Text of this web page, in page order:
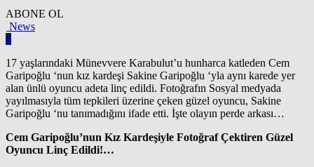
ABONE OL
News
0
17 yaşlarındaki Münevvere Karabulut’u hunharca katleden Cem
Garipoğlu ‘nun kız kardeşi Sakine Garipoğlu ‘yla aynı karede yer
alan ünlü oyuncu adeta linç edildi. Fotoğrafın Sosyal medyada
yayılmasıyla tüm tepkileri üzerine çeken güzel oyuncu, Sakine
Garipoğlu ‘nu tanımadığını ifade etti. İşte olayın perde arkası…
Cem Garipoğlu’nun Kız Kardeşiyle Fotoğraf Çektiren Güzel
Oyuncu Linç Edildi!…